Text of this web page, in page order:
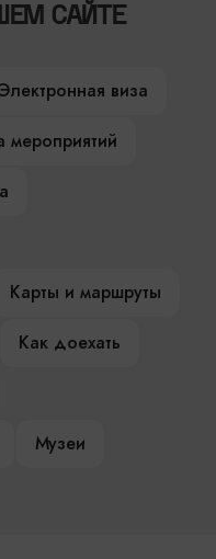
САЙТЕ
Электронная виза
Карты и маршруты
Как доехать
Музеи